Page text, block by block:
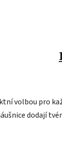
volbou pro
dodají